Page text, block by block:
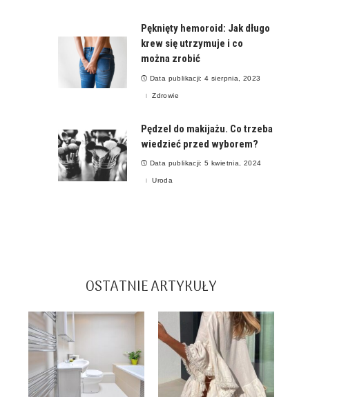
Pęknięty hemoroid: Jak długo
krew się utrzymuje i co
można zrobić
Data publikacji: 4 sierpnia, 2023
Zdrowie
Pędzel do makijażu. Co trzeba
wiedzieć przed wyborem?
Data publikacji: 5 kwietnia, 2024
Uroda
OSTATNIE ARTYKUŁY